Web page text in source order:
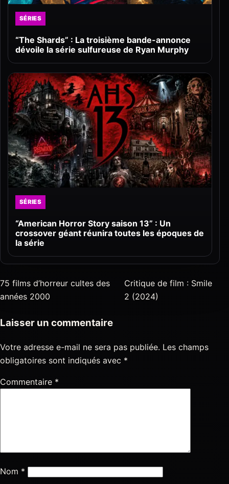
SÉRIES
“The Shards” : La troisième bande-annonce
dévoile la série sulfureuse de Ryan Murphy
SÉRIES
“American Horror Story saison 13” : Un
crossover géant réunira toutes les époques de
la série
75 films d’horreur cultes des
années 2000
Critique de film : Smile
2 (2024)
Laisser un commentaire
Votre adresse e-mail ne sera pas publiée. Les champs
obligatoires sont indiqués avec *
Commentaire *
Nom *